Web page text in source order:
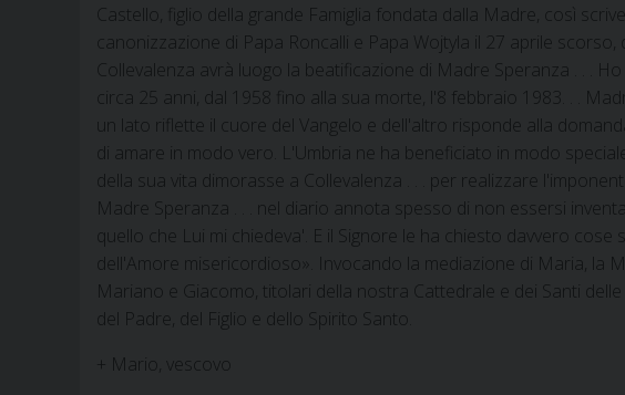
Castello, figlio della grande Famiglia fondata dalla Madre, così
canonizzazione di Papa Roncalli e Papa Wojtyla il 27 aprile
Collevalenza avrà luogo la beatificazione di Madre Speranza . . .
circa 25 anni, dal 1958 fino alla sua morte, l'8 febbraio 1983. . .
un lato riflette il cuore del Vangelo e dell'altro risponde alla
di amare in modo vero. L'Umbria ne ha beneficiato in modo
della sua vita dimorasse a Collevalenza . . . per realizzare
Madre Speranza . . . nel diario annota spesso di non essersi
quello che Lui mi chiedeva'. E il Signore le ha chiesto davvero
dell'Amore misericordioso». Invocando la mediazione di Maria, la
Mariano e Giacomo, titolari della nostra Cattedrale e dei Santi
del Padre, del Figlio e dello Spirito Santo.
+ Mario, vescovo